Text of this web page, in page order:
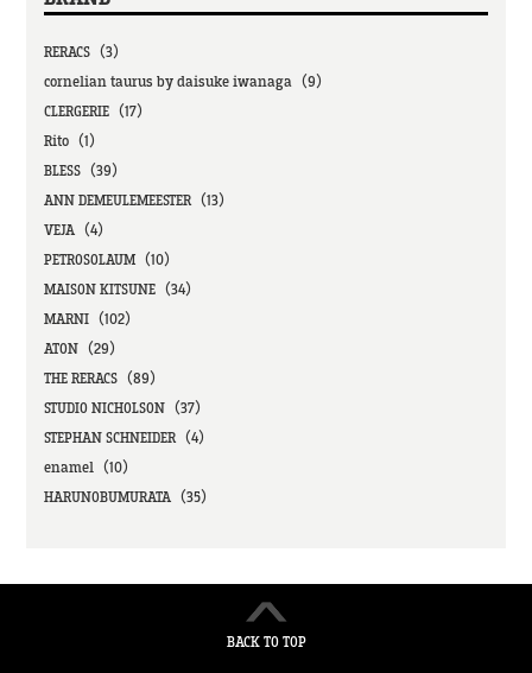
RERACS（3）
cornelian taurus by daisuke iwanaga（9）
CLERGERIE（17）
Rito（1）
BLESS（39）
ANN DEMEULEMEESTER（13）
VEJA（4）
PETROSOLAUM（10）
MAISON KITSUNE（34）
MARNI（102）
ATON（29）
THE RERACS（89）
STUDIO NICHOLSON（37）
STEPHAN SCHNEIDER（4）
enamel（10）
HARUNOBUMURATA（35）
BACK TO TOP